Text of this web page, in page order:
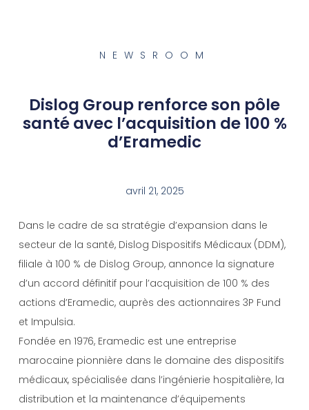
NEWSROOM
Dislog Group renforce son pôle
santé avec l’acquisition de 100 %
d’Eramedic
avril 21, 2025
Dans le cadre de sa stratégie d’expansion dans le
secteur de la santé, Dislog Dispositifs Médicaux (DDM),
filiale à 100 % de Dislog Group, annonce la signature
d’un accord définitif pour l’acquisition de 100 % des
actions d’Eramedic, auprès des actionnaires 3P Fund
et Impulsia.
Fondée en 1976, Eramedic est une entreprise
marocaine pionnière dans le domaine des dispositifs
médicaux, spécialisée dans l’ingénierie hospitalière, la
distribution et la maintenance d’équipements